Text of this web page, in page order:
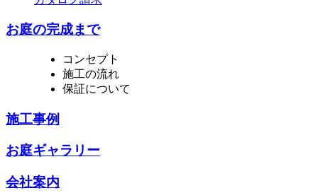
お庭の完成まで
コンセプト
施工の流れ
保証について
施工事例
お庭ギャラリー
会社案内